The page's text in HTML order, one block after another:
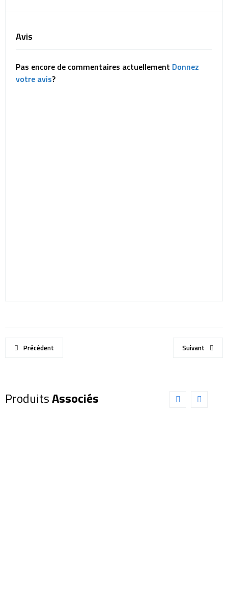
Avis
Pas encore de commentaires actuellement Donnez
votre avis?
Précédent Suivant
ProduitsAssociés